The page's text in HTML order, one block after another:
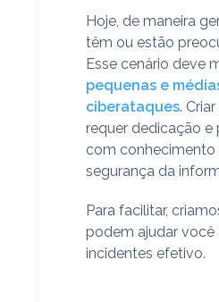
Hoje, de maneira
têm ou estão
Esse cenário deve
pequenas e
ciberataques.
requer dedicação e
com
segurança da
Para facilitar,
podem ajudar você
incidentes efetivo.